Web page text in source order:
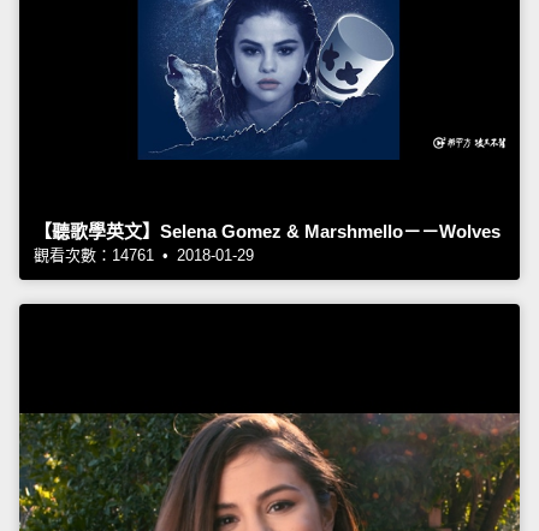
【聽歌學英文】Selena Gomez & Marshmello－－Wolves
觀看次數：14761 • 2018-01-29